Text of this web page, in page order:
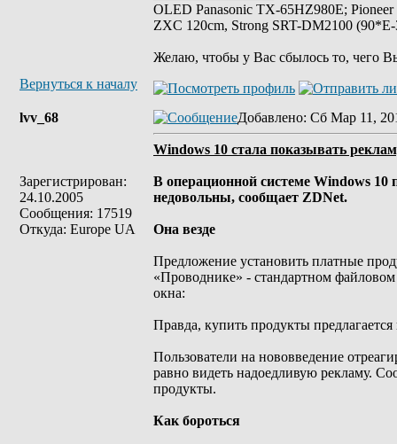
OLED Panasonic TX-65HZ980E;
ZXC 120cm, Strong SRT-DM2100
Желаю, чтобы у Вас сбылось то, чего
Вернуться к началу
lvv_68
Зарегистрирован:
24.10.2005
Сообщения: 17519
Откуда: Europe UA
Добавлено: Сб Мар 11,
Windows 10 стала показывать
В операционной системе Windows 10
недовольны, сообщает ZDNet.
Она везде
Предложение установить платные
«Проводнике» - стандартном
окна:
Правда, купить продукты
Пользователи на нововведение
равно видеть надоедливую рекламу.
продукты.
Как бороться